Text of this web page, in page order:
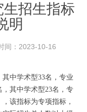
招生指标
明
间：2023-10-16
中学术型33名，专业
其中学术型23名，专
该指标为专项指标，